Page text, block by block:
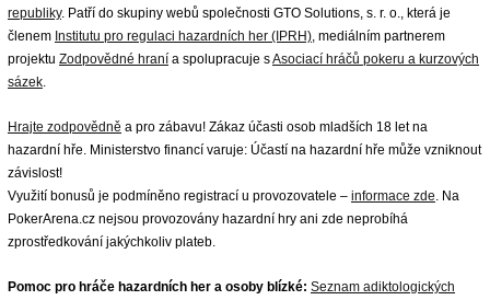
republiky. Patří do skupiny webů společnosti GTO Solutions, s. r. o., která je
členem Institutu pro regulaci hazardních her (IPRH), mediálním partnerem
projektu Zodpovědné hraní a spolupracuje sAsociací hráčů pokeru a kurzových
sázek.
Hrajte zodpovědně a pro zábavu! Zákaz účasti osob mladších 18 let na
hazardní hře. Ministerstvo financí varuje: Účastí na hazardní hře může vzniknout
závislost!
Využití bonusů je podmíněno registrací u provozovatele – informace zde. Na
PokerArena.cz nejsou provozovány hazardní hry ani zde neprobíhá
zprostředkování jakýchkoliv plateb.
Pomoc pro hráče hazardních her a osoby blízké: Seznam adiktologických